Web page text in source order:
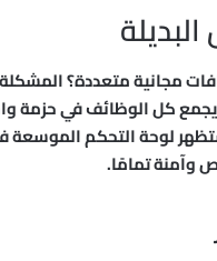
مجانية متعددة؟
يجمع كل الوظائف في حزمة
لوحة التحكم الموسعة
وآمنة تمامًا.